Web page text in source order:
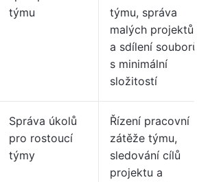
týmu
týmu, správa
malých projektů
a sdílení souborů
s minimální
složitostí
Správa úkolů
pro rostoucí
týmy
Řízení pracovní
zátěže týmu,
sledování cílů
projektu a